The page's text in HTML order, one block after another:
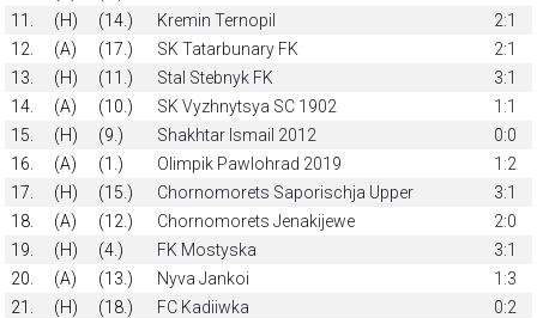
11.
(H) (14.) Kremin Ternopil
2:1
12.
(A) (17.) SK Tatarbunary FK
2:1
13.
(H) (11.) Stal Stebnyk FK
3:1
14.
(A) (10.) SK Vyzhnytsya SC 1902
1:1
15.
(H) (9.) Shakhtar Ismail 2012
0:0
16.
(A) (1.) Olimpik Pawlohrad 2019
1:2
17.
(H) (15.) Chornomorets Saporischja Upper
3:1
18.
(A) (12.) Chornomorets Jenakijewe
2:0
19.
(H) (4.) FK Mostyska
3:1
20.
(A) (13.) Nyva Jankoi
1:3
21.
(H) (18.) FC Kadiiwka
0:2